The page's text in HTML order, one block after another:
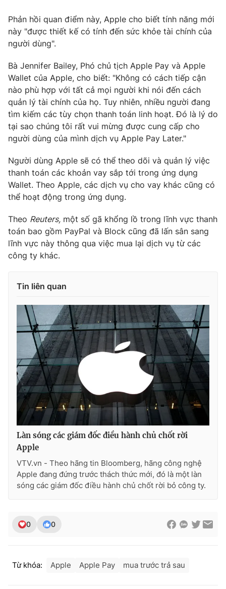
Email: toasoan@vtv.vn
Liên hệ quảng cáo:024-7300.7108
® Cấm sao chép dưới mọi hình thức nếu không có sự chấp
thuận bằng văn bản. Ghi rõ nguồn VTV.vn khi phát hành lại
thông tin từ website này.
Phản hồi quan điểm này, Apple cho biết tính năng mới
này "được thiết kế có tính đến sức khỏe tài chính của
người dùng".
Bà Jennifer Bailey, Phó chủ tịch Apple Pay và Apple
Wallet của Apple, cho biết: "Không có cách tiếp cận
nào phù hợp với tất cả mọi người khi nói đến cách
quản lý tài chính của họ. Tuy nhiên, nhiều người đang
tìm kiếm các tùy chọn thanh toán linh hoạt. Đó là lý do
tại sao chúng tôi rất vui mừng được cung cấp cho
người dùng của mình dịch vụ Apple Pay Later."
Người dùng Apple sẽ có thể theo dõi và quản lý việc
thanh toán các khoản vay sắp tới trong ứng dụng
Wallet. Theo Apple, các dịch vụ cho vay khác cũng có
thể hoạt động trong ứng dụng.
Theo Reuters, một số gã khổng lồ trong lĩnh vực thanh
toán bao gồm PayPal và Block cũng đã lấn sân sang
lĩnh vực này thông qua việc mua lại dịch vụ từ các
công ty khác.
Tin liên quan
Làn sóng các giám đốc điều hành chủ chốt rời
Apple
VTV.vn - Theo hãng tin Bloomberg, hãng công nghệ
Apple đang đứng trước thách thức mới, đó là một làn
sóng các giám đốc điều hành chủ chốt rời bỏ công ty.
0 0
Từ khóa: Apple Apple Pay mua trước trả sau